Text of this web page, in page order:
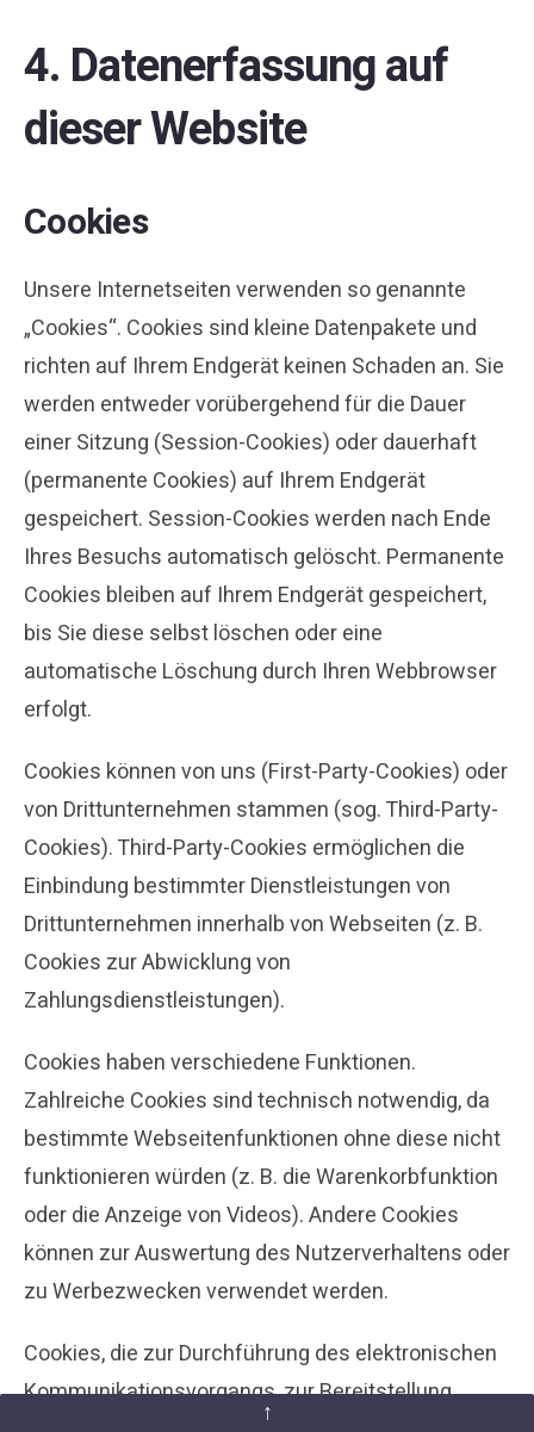
4. Datenerfassung auf
dieser Website
Cookies
Unsere Internetseiten verwenden so genannte
„Cookies“. Cookies sind kleine Datenpakete und
richten auf Ihrem Endgerät keinen Schaden an. Sie
werden entweder vorübergehend für die Dauer
einer Sitzung (Session-Cookies) oder dauerhaft
(permanente Cookies) auf Ihrem Endgerät
gespeichert. Session-Cookies werden nach Ende
Ihres Besuchs automatisch gelöscht. Permanente
Cookies bleiben auf Ihrem Endgerät gespeichert,
bis Sie diese selbst löschen oder eine
automatische Löschung durch Ihren Webbrowser
erfolgt.
Cookies können von uns (First-Party-Cookies) oder
von Drittunternehmen stammen (sog. Third-Party-
Cookies). Third-Party-Cookies ermöglichen die
Einbindung bestimmter Dienstleistungen von
Drittunternehmen innerhalb von Webseiten (z. B.
Cookies zur Abwicklung von
Zahlungsdienstleistungen).
Cookies haben verschiedene Funktionen.
Zahlreiche Cookies sind technisch notwendig, da
bestimmte Webseitenfunktionen ohne diese nicht
funktionieren würden (z. B. die Warenkorbfunktion
oder die Anzeige von Videos). Andere Cookies
können zur Auswertung des Nutzerverhaltens oder
zu Werbezwecken verwendet werden.
Cookies, die zur Durchführung des elektronischen
Kommunikationsvorgangs, zur Bereitstellung
↑